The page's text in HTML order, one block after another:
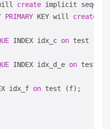
create implicit
PRIMARY KEY will create
INDEX idx_c on
INDEX idx_d_e on
idx_f on